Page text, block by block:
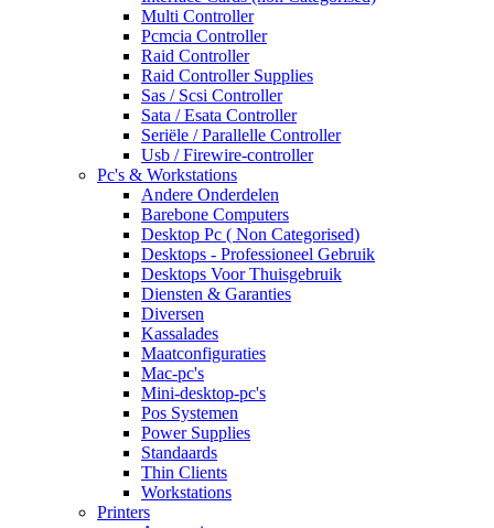
Multi Controller
Pcmcia Controller
Raid Controller
Raid Controller Supplies
Sas / Scsi Controller
Sata / Esata Controller
Seriële / Parallelle Controller
Usb / Firewire-controller
Pc's & Workstations
Andere Onderdelen
Barebone Computers
Desktop Pc ( Non Categorised)
Desktops - Professioneel Gebruik
Desktops Voor Thuisgebruik
Diensten & Garanties
Diversen
Kassalades
Maatconfiguraties
Mac-pc's
Mini-desktop-pc's
Pos Systemen
Power Supplies
Standaards
Thin Clients
Workstations
Printers